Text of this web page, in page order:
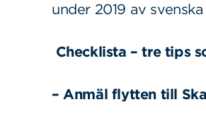
under 2019 av
Checklista – tre tips
– Anmäl flytten till